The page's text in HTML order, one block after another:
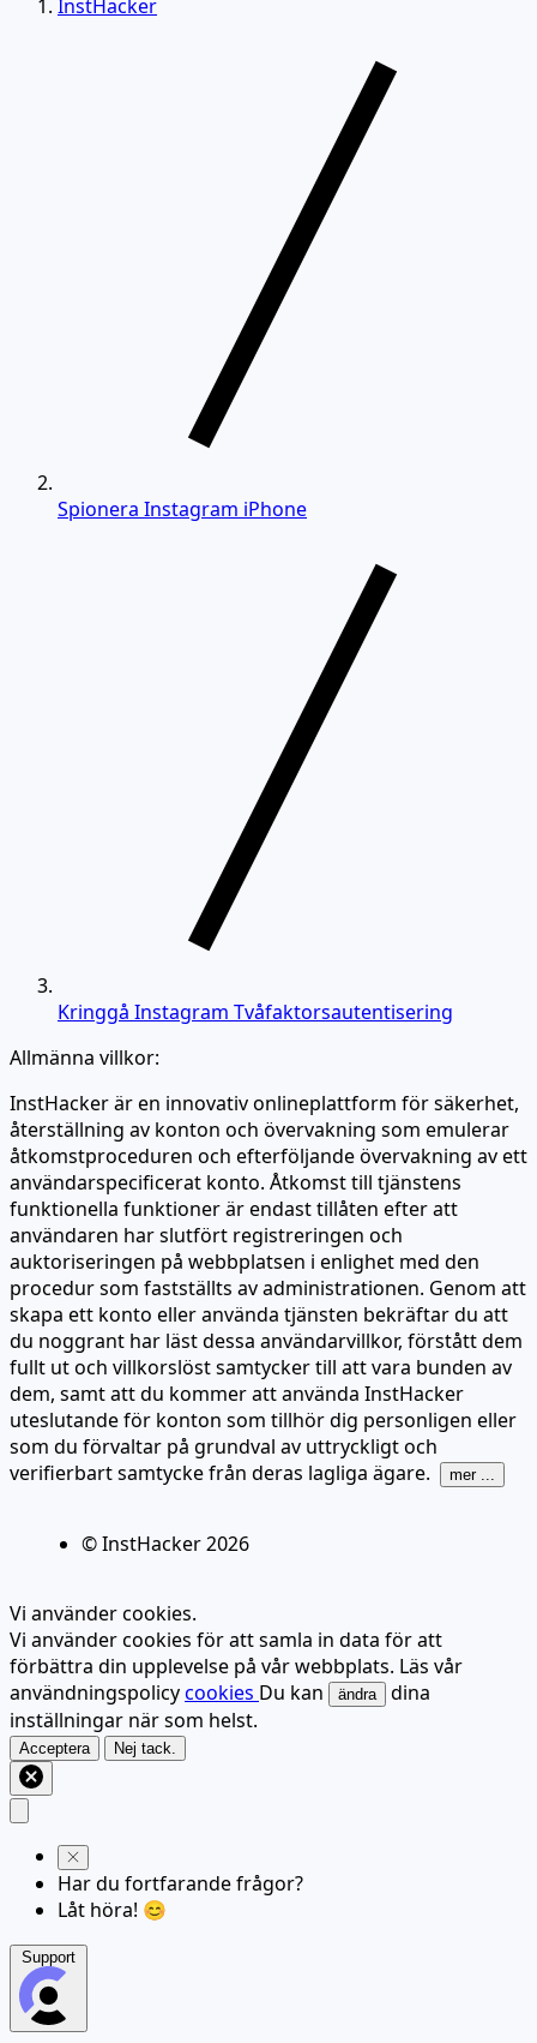
InstHacker
Spionera Instagram iPhone
Kringgå Instagram Tvåfaktorsautentisering
Allmänna villkor:
InstHacker är en innovativ onlineplattform för säkerhet,
återställning av konton och övervakning som emulerar
åtkomstproceduren och efterföljande övervakning av ett
användarspecificerat konto. Åtkomst till tjänstens
funktionella funktioner är endast tillåten efter att
användaren har slutfört registreringen och
auktoriseringen på webbplatsen i enlighet med den
procedur som fastställts av administrationen. Genom att
skapa ett konto eller använda tjänsten bekräftar du att
du noggrant har läst dessa användarvillkor, förstått dem
fullt ut och villkorslöst samtycker till att vara bunden av
dem, samt att du kommer att använda InstHacker
uteslutande för konton som tillhör dig personligen eller
som du förvaltar på grundval av uttryckligt och
verifierbart samtycke från deras lagliga ägare.
mer ...
© InstHacker2026
Vi använder cookies.
Vi använder cookies för att samla in data för att
förbättra din upplevelse på vår webbplats. Läs vår
användningspolicycookies Du kan ändra
dina
inställningar när som helst.
Acceptera Nej tack.
Har du fortfarande frågor?
Låt höra! 😊
Support